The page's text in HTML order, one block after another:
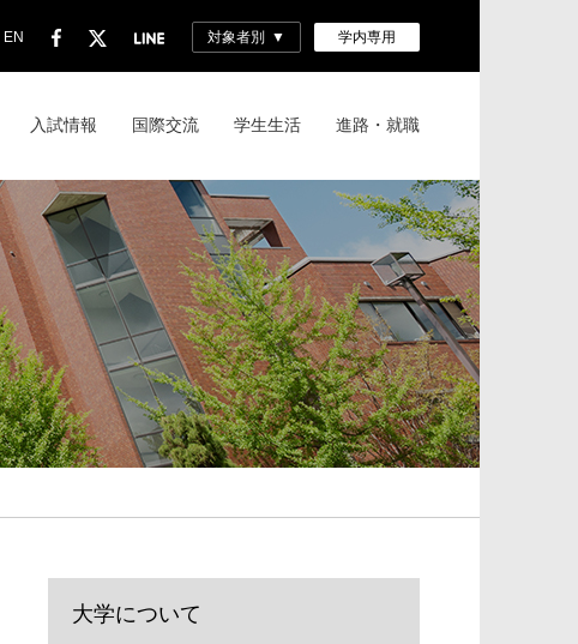
EN 対象者別 学内専用
入試情報 国際交流 学生生活 進路・就職
大学について